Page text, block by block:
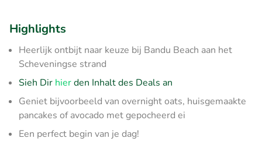
Highlights
Heerlijk ontbijt naar keuze bij Bandu Beach aan het
Scheveningse strand
Sieh Dir hierden Inhalt des Deals an
Geniet bijvoorbeeld van overnight oats, huisgemaakte
pancakes of avocado met gepocheerd ei
Een perfect begin van je dag!